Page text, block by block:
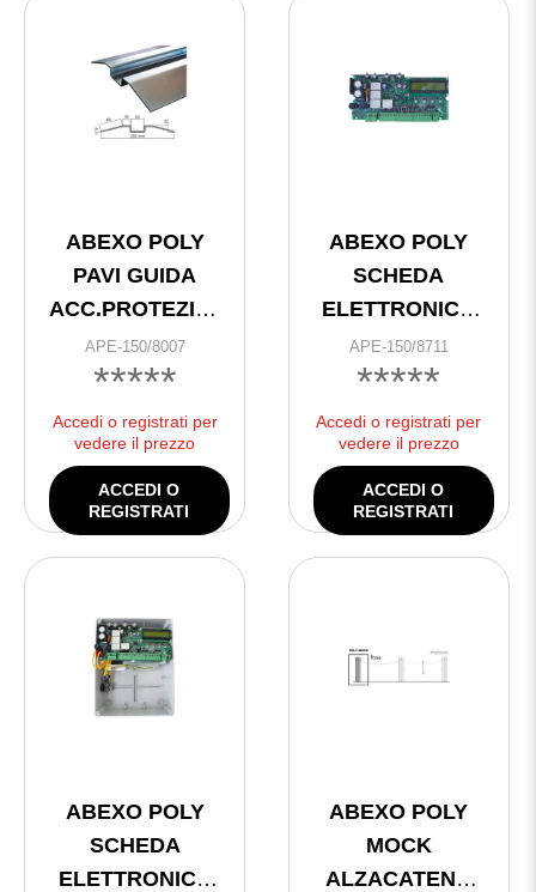
ABEXO POLY
PAVI GUIDA
ACC.PROTEZIONE
PAVIMENTO
(2mt)
APE-150/8007
*****
Accedi o registrati per
vedere il prezzo
ACCEDI O
REGISTRATI
ABEXO POLY
SCHEDA
ELETTRONICA
12/24D DISPLAY
no box e
(universale e
APE-150/8711
*****
Accedi o registrati per
vedere il prezzo
ACCEDI O
REGISTRATI
ABEXO POLY
SCHEDA
ELETTRONICA
ABEXO POLY
MOCK
ALZACATENA